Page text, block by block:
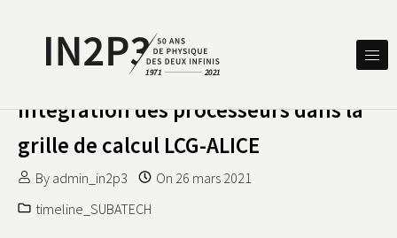
IN2P3 50 ANS DE PHYSIQUE
Intégration des processeurs dans la
grille de calcul LCG-ALICE
By admin_in2p3 On 26 mars 2021
timeline_SUBATECH